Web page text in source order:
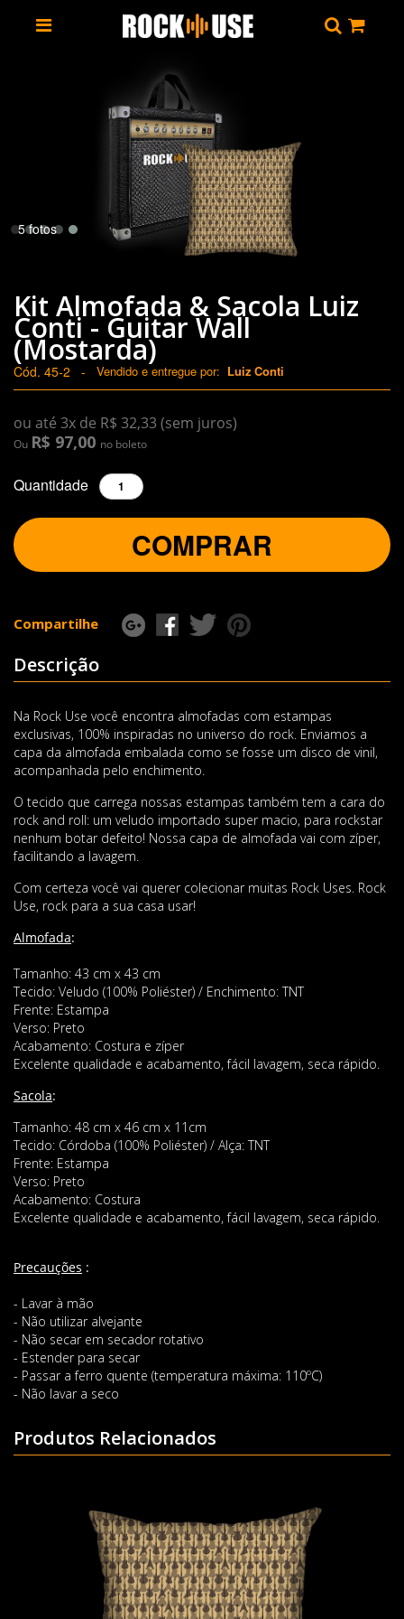
5 fotos
Kit Almofada & Sacola Luiz
Conti - Guitar Wall
(Mostarda)
Cód. 45-2 - Vendido e entregue por: Luiz Conti
ou até 3x de R$ 32,33 (sem juros)
Ou R$ 97,00 no boleto
Quantidade
COMPRAR
Compartilhe
Descrição
Na Rock Use você encontra almofadas com estampas
exclusivas, 100% inspiradas no universo do rock. Enviamos a
capa da almofada embalada como se fosse um disco de vinil,
acompanhada pelo enchimento.
O tecido que carrega nossas estampas também tem a cara do
rock and roll: um veludo importado super macio, para rockstar
nenhum botar defeito! Nossa capa de almofada vai com zíper,
facilitando a lavagem.
Com certeza você vai querer colecionar muitas Rock Uses. Rock
Use, rock para a sua casa usar!
Almofada:
Tamanho: 43 cm x 43 cm
Tecido: Veludo (100% Poliéster) / Enchimento: TNT
Frente: Estampa
Verso: Preto
Acabamento: Costura e zíper
Excelente qualidade e acabamento, fácil lavagem, seca rápido.
Sacola:
Tamanho: 48 cm x 46 cm x 11cm
Tecido: Córdoba (100% Poliéster) / Alça: TNT
Frente: Estampa
Verso: Preto
Acabamento: Costura
Excelente qualidade e acabamento, fácil lavagem, seca rápido.
Precauções :
- Lavar à mão
- Não utilizar alvejante
- Não secar em secador rotativo
- Estender para secar
- Passar a ferro quente (temperatura máxima: 110ºC)
- Não lavar a seco
Produtos Relacionados